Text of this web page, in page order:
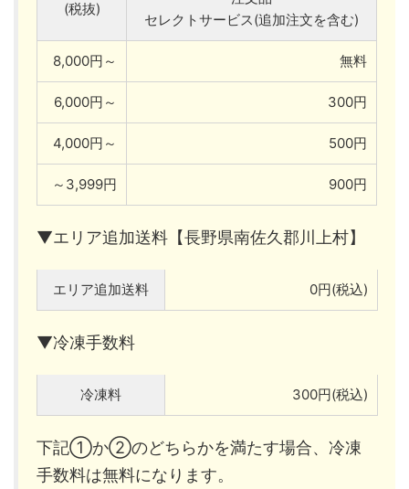
(税抜)
セレクトサービス(追加注文を含む)
8,000円～ 無料
6,000円～ 300円
4,000円～ 500円
～3,999円 900円
▼エリア追加送料【長野県南佐久郡川上村】
エリア追加送料 0円(税込)
▼冷凍手数料
冷凍料 300円(税込)
下記①か②のどちらかを満たす場合、冷凍
手数料は無料になります。